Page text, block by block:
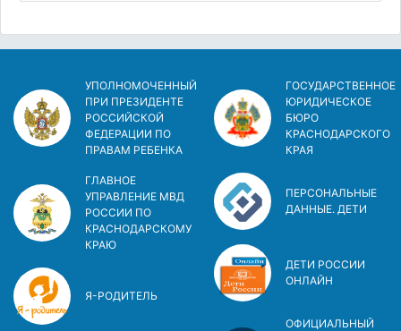
УПОЛНОМОЧЕННЫЙ
ПРИ ПРЕЗИДЕНТЕ
РОССИЙСКОЙ
ФЕДЕРАЦИИ ПО
ПРАВАМ РЕБЕНКА
ГЛАВНОЕ
УПРАВЛЕНИЕ МВД
РОССИИ ПО
КРАСНОДАРСКОМУ
КРАЮ
Я-РОДИТЕЛЬ
ГОСУДАРСТВЕННОЕ
ЮРИДИЧЕСКОЕ
БЮРО
КРАСНОДАРСКОГО
КРАЯ
ПЕРСОНАЛЬНЫЕ
ДАННЫЕ. ДЕТИ
ДЕТИ РОССИИ
ОНЛАЙН
ОФИЦИАЛЬНЫЙ